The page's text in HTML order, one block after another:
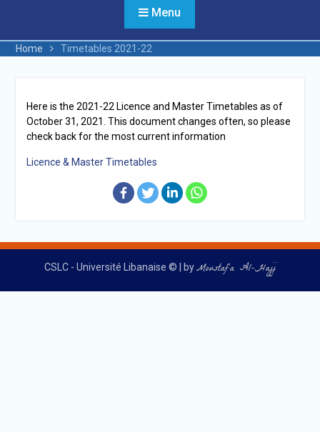
تنظيم دورات التأهيل اللغوي في
مركز علوم اللغة والتواصل
الطلاب المقبولين في امتحان
Menu
Home Timetables 2021-22
Here is the 2021-22 Licence and Master Timetables as of
October 31, 2021. This document changes often, so please
check back for the most current information
Licence & Master Timetables
CSLC - Université Libanaise © | byMoustafa Al-Hajj